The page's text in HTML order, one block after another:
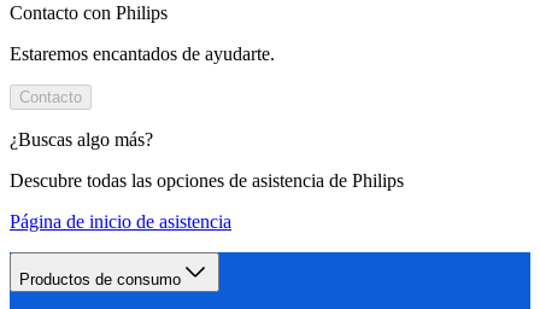
Contacto con Philips
Estaremos encantados de ayudarte.
Contacto
¿Buscas algo más?
Descubre todas las opciones de asistencia de Philips
Página de inicio de asistencia
Productos de consumo